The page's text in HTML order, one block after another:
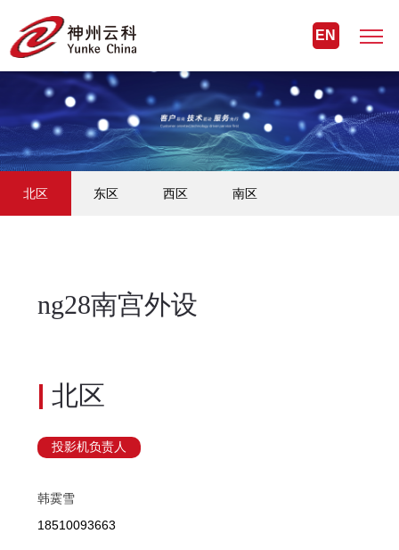
EN
北区 东区 西区 南区
ng28南宫外设
北区
投影机负责人
韩霙雪
18510093663